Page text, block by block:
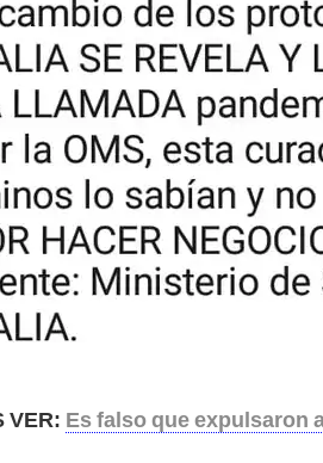
VER: Es falso que expulsaron